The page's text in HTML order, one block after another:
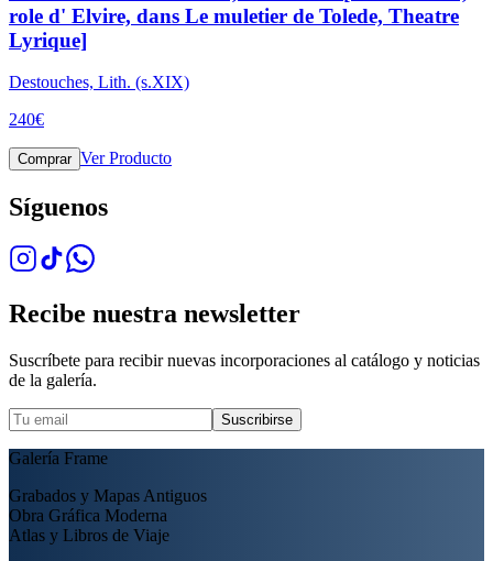
role d' Elvire, dans Le muletier de Tolede, Theatre
Lyrique]
Destouches, Lith. (s.XIX)
240€
Comprar Ver Producto
Síguenos
Recibe nuestra newsletter
Suscríbete para recibir nuevas incorporaciones al catálogo y noticias
de la galería.
Suscribirse
Galería Frame
Grabados y Mapas Antiguos
Obra Gráfica Moderna
Atlas y Libros de Viaje